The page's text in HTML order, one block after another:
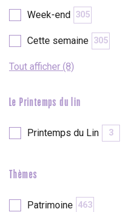
Week-end 305
Cette semaine 305
Tout afficher (8)
Le Printemps du lin
Printemps du Lin 3
Thèmes
Patrimoine 463